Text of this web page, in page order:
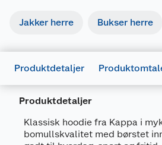
Jakker herre Bukser herre
Produktdetaljer
Produktdetaljer
Klassisk hoodie fra Kappa i
bomullskvalitet med børstet
Artikkelnummer